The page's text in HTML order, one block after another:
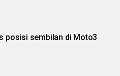
posisi sembilan di Moto3